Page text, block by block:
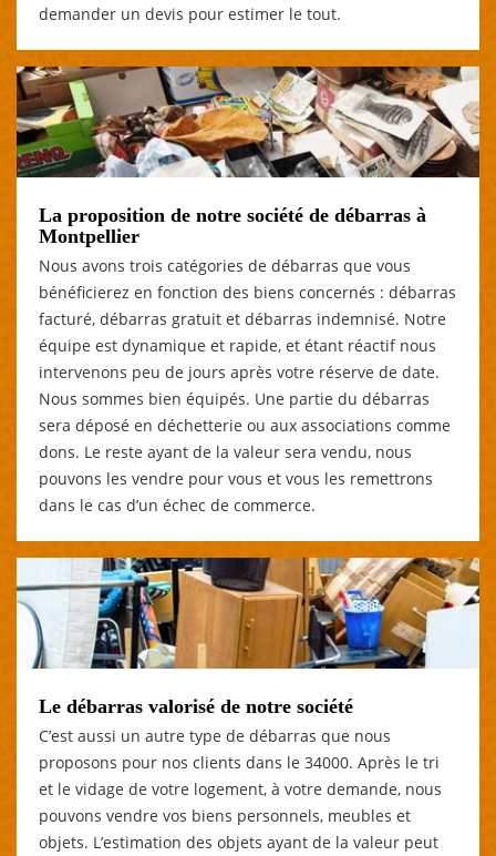
demander un devis pour estimer le tout.
La proposition de notre société de débarras à
Montpellier
Nous avons trois catégories de débarras que vous
bénéficierez en fonction des biens concernés : débarras
facturé, débarras gratuit et débarras indemnisé. Notre
équipe est dynamique et rapide, et étant réactif nous
intervenons peu de jours après votre réserve de date.
Nous sommes bien équipés. Une partie du débarras
sera déposé en déchetterie ou aux associations comme
dons. Le reste ayant de la valeur sera vendu, nous
pouvons les vendre pour vous et vous les remettrons
dans le cas d’un échec de commerce.
Le débarras valorisé de notre société
C’est aussi un autre type de débarras que nous
proposons pour nos clients dans le 34000. Après le tri
et le vidage de votre logement, à votre demande, nous
pouvons vendre vos biens personnels, meubles et
objets. L’estimation des objets ayant de la valeur peut